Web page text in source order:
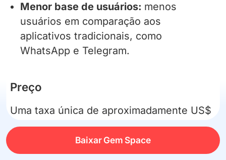
Baixar Gem Space
Menor base de usuários: menos
usuários em comparação aos
aplicativos tradicionais, como
WhatsApp e Telegram.
Preço
Uma taxa única de aproximadamente US$
5.